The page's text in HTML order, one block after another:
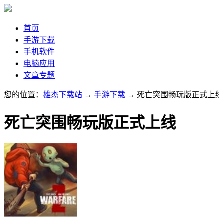
首页
手游下载
手机软件
电脑应用
文章专题
您的位置： 雄杰下载站 → 手游下载 → 死亡突围畅玩版正式上
死亡突围畅玩版正式上线